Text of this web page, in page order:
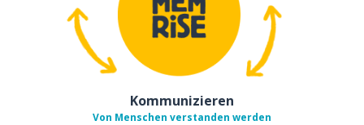
Kommunizieren
Von Menschen verstanden werden